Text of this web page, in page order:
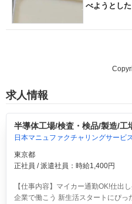
べようとし
求人情報
半導体工場/検査・検品/製造/工
日本マニュファクチャリングサービ
東京都
正社員 / 派遣社員：時給1,400円
【仕事内容】マイカー通勤OK!仕出
企業で働こう 新生活スタートにぴっ